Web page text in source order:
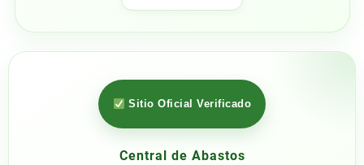
Sitio Oficial Verificado
Central de Abastos